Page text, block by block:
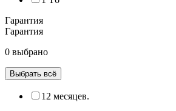
Гарантия
Гарантия
0 выбрано
Выбрать всё
12 месяцев.